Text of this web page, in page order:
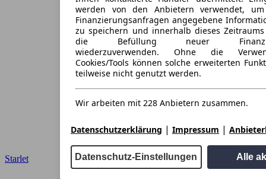
werden von den Anbietern verwendet,
Finanzierungsanfragen angegebene
zu speichern und innerhalb dieses
die Befüllung neuer
wiederzuverwenden. Ohne die
Cookies/Tools können solche erweiterten
teilweise nicht genutzt werden.
Wir arbeiten mit 228 Anbietern zusammen.
Datenschutzerklärung | Impressum |
Datenschutz-Einstellungen Alle
Starlet